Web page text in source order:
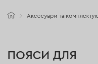
Аксесуари та
ПОЯСИ ДЛЯ